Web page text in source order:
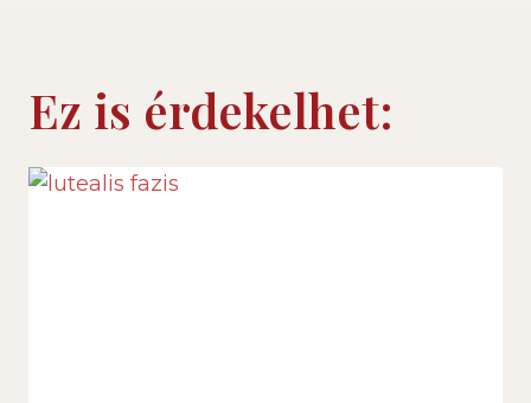
Ez is érdekelhet: